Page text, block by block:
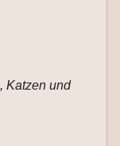
Katzen und